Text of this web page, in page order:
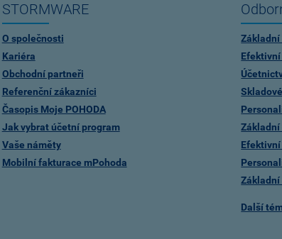
STORMWARE
O společnosti
Kariéra
Obchodní partneři
Referenční zákazníci
Časopis Moje POHODA
Jak vybrat účetní program
Vaše náměty
Mobilní fakturace mPohoda
Základní
Efektivní
Základní
Efektivní
Základní
Další